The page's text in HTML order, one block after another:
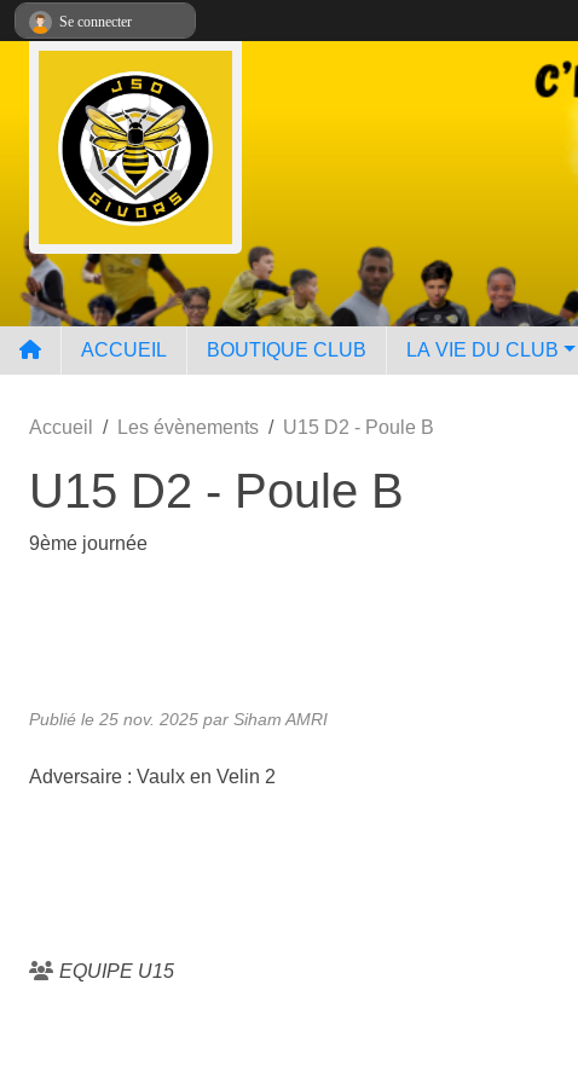
ACCUEIL BOUTIQUE CLUB LA VIE DU CLUB
Accueil Les évènements U15 D2 - Poule B
U15 D2 - Poule B
9ème journée
Publié le 25 nov. 2025 par Siham AMRI
Adversaire : Vaulx en Velin 2
EQUIPE U15
Se connecter
Panneau de gestion des cookies